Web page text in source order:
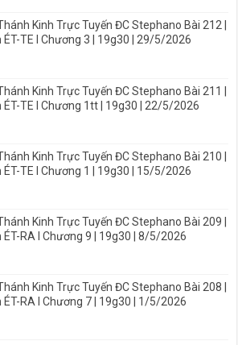
Kinh Trực Tuyến ĐC Stephano Bài 212 |
ÉT-TE I Chương 3 | 19g30 | 29/5/2026
Kinh Trực Tuyến ĐC Stephano Bài 211 |
ÉT-TE I Chương 1tt | 19g30 | 22/5/2026
Kinh Trực Tuyến ĐC Stephano Bài 210 |
ÉT-TE I Chương 1 | 19g30 | 15/5/2026
Kinh Trực Tuyến ĐC Stephano Bài 209 |
ÉT-RA I Chương 9 | 19g30 | 8/5/2026
Kinh Trực Tuyến ĐC Stephano Bài 208 |
ÉT-RA I Chương 7 | 19g30 | 1/5/2026